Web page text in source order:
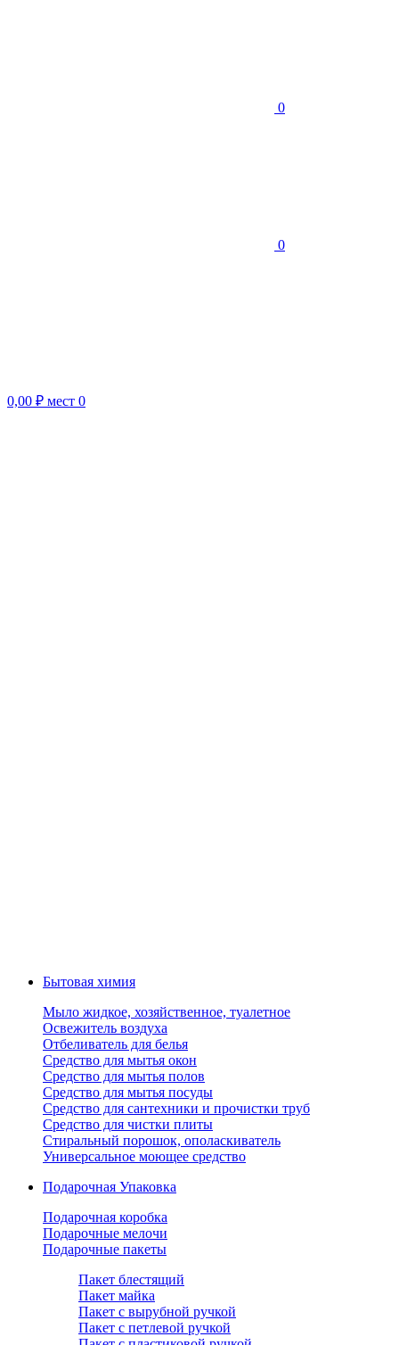
0
0
0,00 ₽ мест 0
Бытовая химия
Мыло жидкое, хозяйственное, туалетное
Освежитель воздуха
Отбеливатель для белья
Средство для мытья окон
Средство для мытья полов
Средство для мытья посуды
Средство для сантехники и прочистки труб
Средство для чистки плиты
Стиральный порошок, ополаскиватель
Универсальное моющее средство
Подарочная Упаковка
Подарочная коробка
Подарочные мелочи
Подарочные пакеты
Пакет блестящий
Пакет майка
Пакет с вырубной ручкой
Пакет с петлевой ручкой